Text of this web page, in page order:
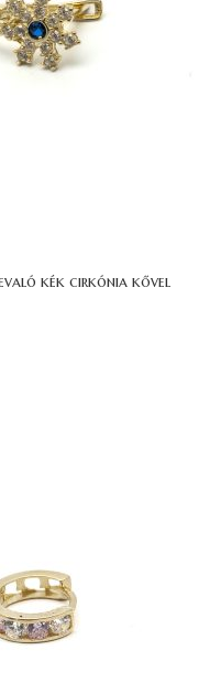
kék cirkónia kővel